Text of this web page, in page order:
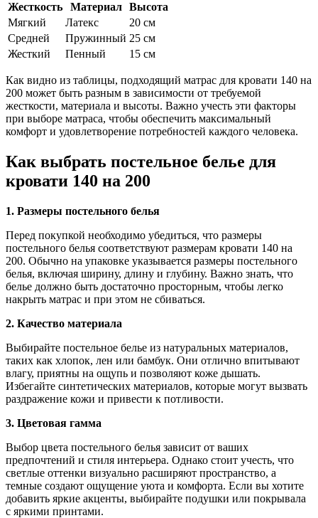
Жесткость Материал
Высота
Мягкий
Латекс
20 см
Средней
Пружинный 25 см
Жесткий
Пенный 15 см
Как видно из таблицы, подходящий матрас для кровати 140 на
200 может быть разным в зависимости от требуемой
жесткости, материала и высоты. Важно учесть эти факторы
при выборе матраса, чтобы обеспечить максимальный
комфорт и удовлетворение потребностей каждого человека.
Как выбрать постельное белье для
кровати 140 на 200
1. Размеры постельного белья
Перед покупкой необходимо убедиться, что размеры
постельного белья соответствуют размерам кровати 140 на
200. Обычно на упаковке указывается размеры постельного
белья, включая ширину, длину и глубину. Важно знать, что
белье должно быть достаточно просторным, чтобы легко
накрыть матрас и при этом не сбиваться.
2. Качество материала
Выбирайте постельное белье из натуральных материалов,
таких как хлопок, лен или бамбук. Они отлично впитывают
влагу, приятны на ощупь и позволяют коже дышать.
Избегайте синтетических материалов, которые могут вызвать
раздражение кожи и привести к потливости.
3. Цветовая гамма
Выбор цвета постельного белья зависит от ваших
предпочтений и стиля интерьера. Однако стоит учесть, что
светлые оттенки визуально расширяют пространство, а
темные создают ощущение уюта и комфорта. Если вы хотите
добавить яркие акценты, выбирайте подушки или покрывала
с яркими принтами.